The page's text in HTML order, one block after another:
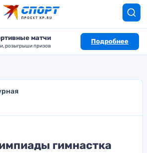
матчи
розыгрыши призов
Подробнее
гимнастка